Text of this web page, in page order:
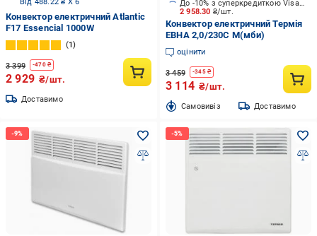
Конвектор електричний Atlantic
F17 Essencial 1000W
1
3 399 -470₴
2 929 ₴/шт.
Доставимо
2 958.30 ₴/шт.
До -10% з суперкредиткою Visa Вигода
Конвектор електричний Термія
ЕВНА 2,0/230С М(мби)
оцінити
3 459 -345₴
3 114 ₴/шт.
Cамовивіз Доставимо